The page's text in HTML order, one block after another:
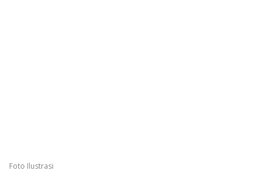
Foto Ilustrasi